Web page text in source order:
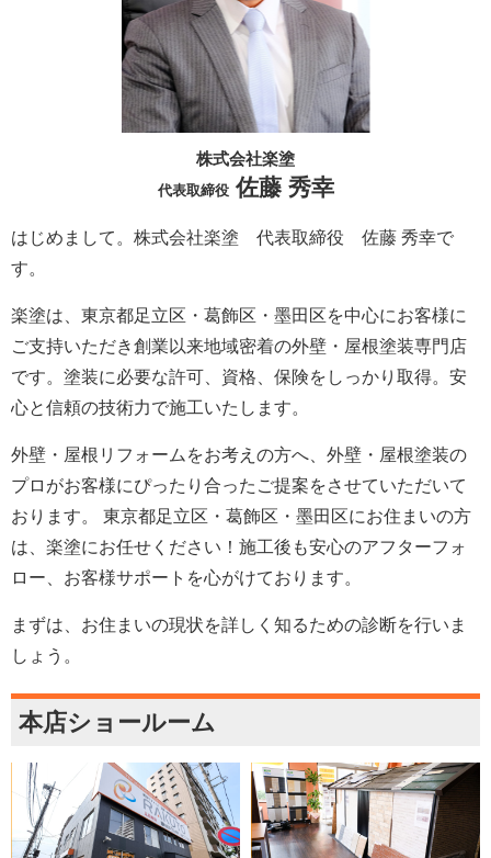
株式会社楽塗
代表取締役佐藤 秀幸
はじめまして。株式会社楽塗 代表取締役 佐藤 秀幸で
す。
楽塗は、東京都足立区・葛飾区・墨田区を中心にお客様に
ご支持いただき創業以来地域密着の外壁・屋根塗装専門店
です。塗装に必要な許可、資格、保険をしっかり取得。安
心と信頼の技術力で施工いたします。
外壁・屋根リフォームをお考えの方へ、外壁・屋根塗装の
プロがお客様にぴったり合ったご提案をさせていただいて
おります。 東京都足立区・葛飾区・墨田区にお住まいの方
は、楽塗にお任せください！施工後も安心のアフターフォ
ロー、お客様サポートを心がけております。
まずは、お住まいの現状を詳しく知るための診断を行いま
しょう。
本店ショールーム